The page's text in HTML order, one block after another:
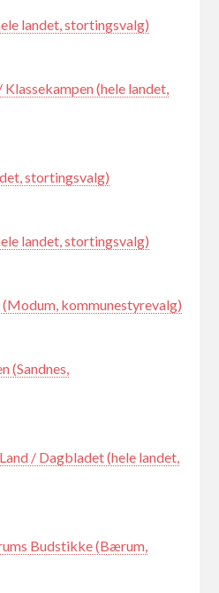
landet, stortingsvalg)
(hele landet,
stortingsvalg)
landet, stortingsvalg)
kommunestyrevalg)
(Sandnes,
/ Dagbladet (hele landet,
Budstikke (Bærum,